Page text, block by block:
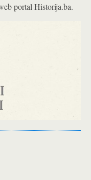
portal Historija.ba.